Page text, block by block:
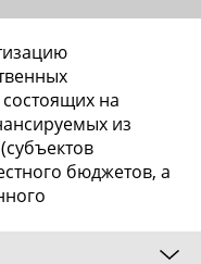
на
из
бюджетов, а